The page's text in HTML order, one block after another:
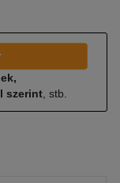
szerint , stb.